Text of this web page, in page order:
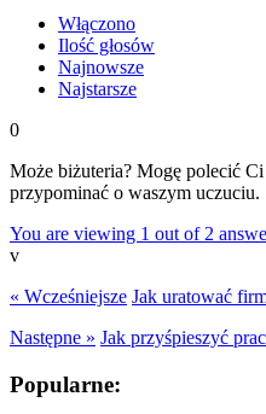
Włączono
Ilość głosów
Najnowsze
Najstarsze
0
Może biżuteria? Mogę polecić
przypominać o waszym uczuciu.
You are viewing 1 out of 2
v
« Wcześniejsze Jak uratować
Następne » Jak przyśpieszyć
Popularne: